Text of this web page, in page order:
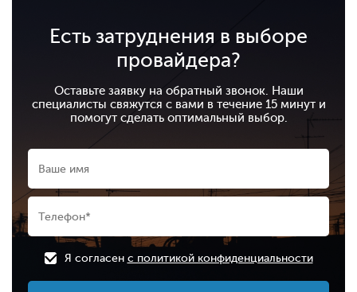
Есть затруднения в выборе
провайдера?
Оставьте заявку на обратный звонок. Наши
специалисты свяжутся с вами в течение 15 минут и
помогут сделать оптимальный выбор.
Я согласен с политикой конфиденциальности